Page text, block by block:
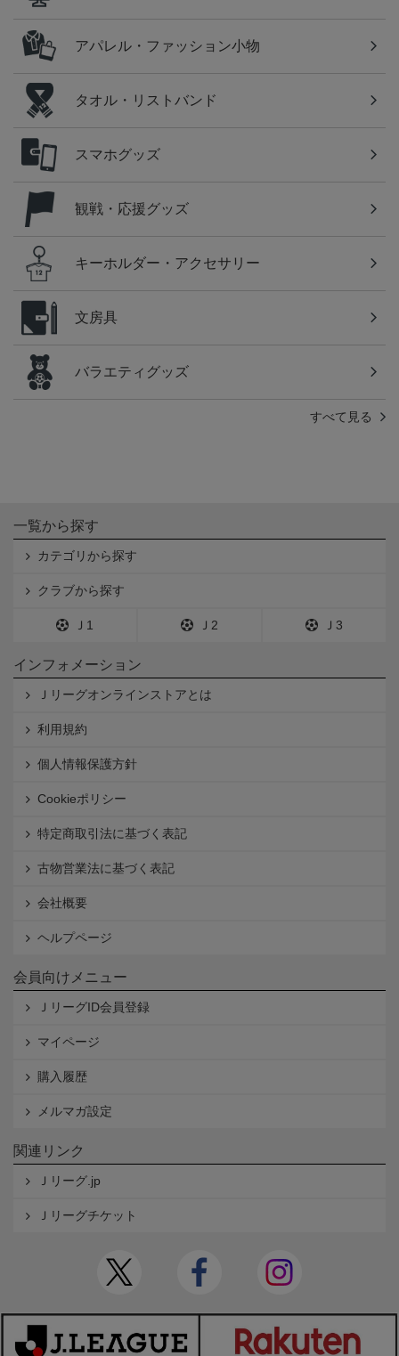
アパレル・ファッション小物
タオル・リストバンド
スマホグッズ
観戦・応援グッズ
キーホルダー・アクセサリー
文房具
バラエティグッズ
すべて見る
一覧から探す
カテゴリから探す
クラブから探す
Ｊ1 Ｊ2 Ｊ3
インフォメーション
Ｊリーグオンラインストアとは
利用規約
個人情報保護方針
Cookieポリシー
特定商取引法に基づく表記
古物営業法に基づく表記
会社概要
ヘルプページ
会員向けメニュー
ＪリーグID会員登録
マイページ
購入履歴
メルマガ設定
関連リンク
Ｊリーグ.jp
Ｊリーグチケット